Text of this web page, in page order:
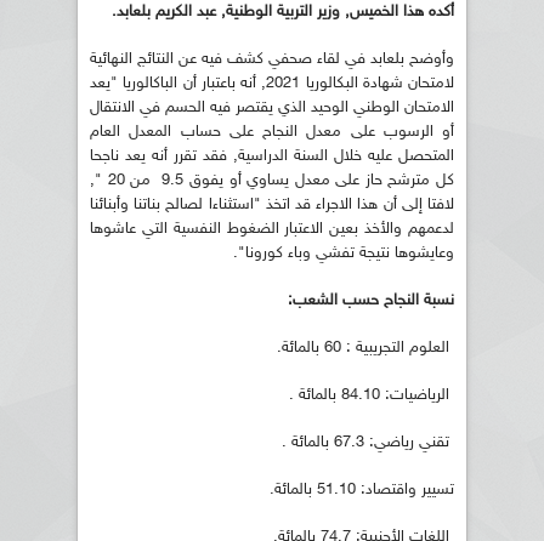
أكده هذا الخميس, وزير التربية الوطنية, عبد الكريم بلعابد.
وأوضح بلعابد في لقاء صحفي كشف فيه عن النتائج النهائية
لامتحان شهادة البكالوريا 2021, أنه باعتبار أن الباكالوريا "يعد
الامتحان الوطني الوحيد الذي يقتصر فيه الحسم في الانتقال
أو الرسوب على معدل النجاح على حساب المعدل العام
المتحصل عليه خلال السنة الدراسية, فقد تقرر أنه يعد ناجحا
كل مترشح حاز على معدل يساوي أو يفوق 9.5 من 20 ",
لافتا إلى أن هذا الاجراء قد اتخذ "استثناءا لصالح بناتنا وأبنائنا
لدعمهم والأخذ بعين الاعتبار الضغوط النفسية التي عاشوها
وعايشوها نتيجة تفشي وباء كورونا".
نسبة النجاح حسب الشعب:
العلوم التجريبية : 60 بالمائة.
الرياضيات: 84.10 بالمائة .
تقني رياضي: 67.3 بالمائة .
تسيير واقتصاد: 51.10 بالمائة.
اللغات الأجنبية: 74.7 بالمائة.